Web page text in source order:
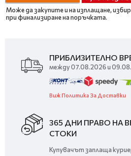
Може да закупите и на изплащане,
при финализиране на поръчката.
ПРИБЛИЗИТЕЛНО
между 07.08.2026 и
Виж Политика За Доставки
365 ДНИ ПРАВО НА
СТОКИ
Купувачът заплаща